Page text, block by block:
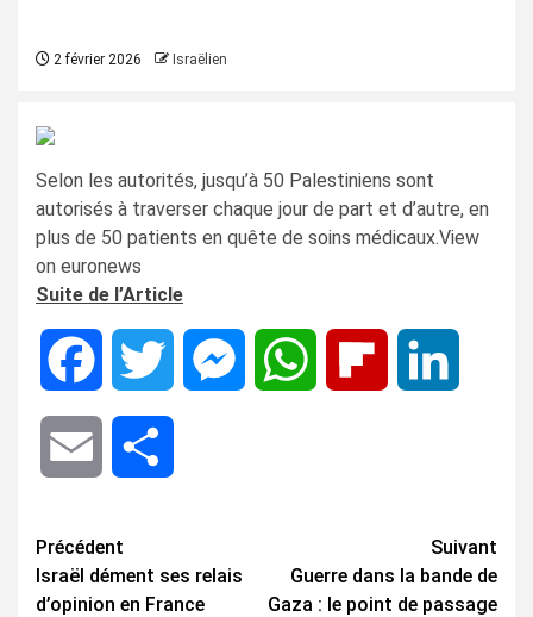
2 février 2026 Israëlien
Selon les autorités, jusqu’à 50 Palestiniens sont
autorisés à traverser chaque jour de part et d’autre, en
plus de 50 patients en quête de soins médicaux.View
on euronews
Suite de l’Article
Facebook Twitter MessengerWhatsApp Flipboard
Email
Navigation
d’article
Précédent
Israël dément ses relais
d’opinion en France
Suivant
Guerre dans la bande de
Gaza : le point de passage